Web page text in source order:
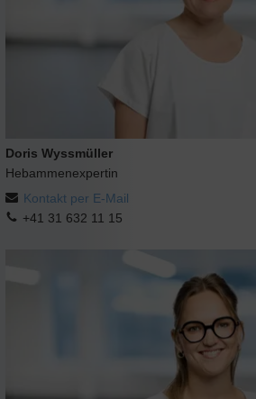
Doris Wyssmüller
Hebammenexpertin
Kontakt per E-Mail
+41 31 632 11 15